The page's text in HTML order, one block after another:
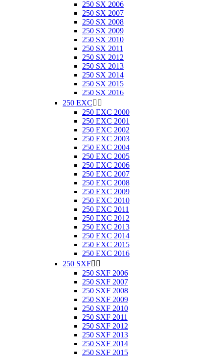
250 SX 2006
250 SX 2007
250 SX 2008
250 SX 2009
250 SX 2010
250 SX 2011
250 SX 2012
250 SX 2013
250 SX 2014
250 SX 2015
250 SX 2016
250 EXC 
250 EXC 2000
250 EXC 2001
250 EXC 2002
250 EXC 2003
250 EXC 2004
250 EXC 2005
250 EXC 2006
250 EXC 2007
250 EXC 2008
250 EXC 2009
250 EXC 2010
250 EXC 2011
250 EXC 2012
250 EXC 2013
250 EXC 2014
250 EXC 2015
250 EXC 2016
250 SXF 
250 SXF 2006
250 SXF 2007
250 SXF 2008
250 SXF 2009
250 SXF 2010
250 SXF 2011
250 SXF 2012
250 SXF 2013
250 SXF 2014
250 SXF 2015